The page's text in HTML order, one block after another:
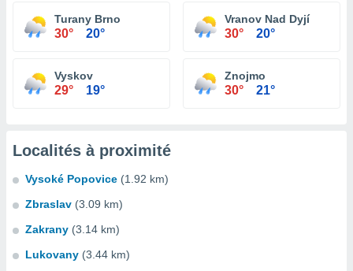
Turany Brno
30° 20°
Vranov Nad Dyjí
30° 20°
Vyskov
29° 19°
Znojmo
30° 21°
Localités à proximité
Vysoké Popovice (1.92 km)
Zbraslav (3.09 km)
Zakrany (3.14 km)
Lukovany (3.44 km)